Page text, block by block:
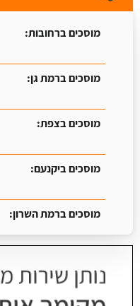
מוסכים ברחובות:
מוסכים ברמת גן:
מוסכים בצפת:
מוסכים ביקנעם:
מוסכים ברמת השרון: